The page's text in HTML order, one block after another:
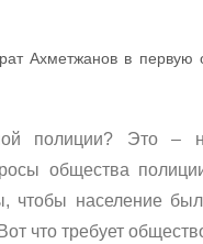
Ахметжанов в первую
полиции? Это –
общества
чтобы население
что требует